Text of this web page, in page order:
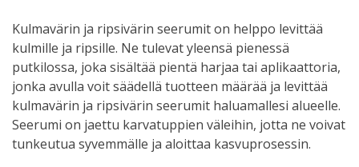
Kulmavärin ja ripsivärin seerumit on helppo levittää
kulmille ja ripsille. Ne tulevat yleensä pienessä
putkilossa, joka sisältää pientä harjaa tai aplikaattoria,
jonka avulla voit säädellä tuotteen määrää ja levittää
kulmavärin ja ripsivärin seerumit haluamallesi alueelle.
Seerumi on jaettu karvatuppien väleihin, jotta ne voivat
tunkeutua syvemmälle ja aloittaa kasvuprosessin.